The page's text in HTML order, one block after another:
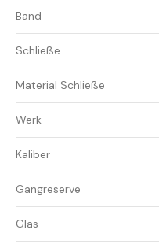
Band
Schließe
Material Schließe
Werk
Kaliber
Gangreserve
Glas